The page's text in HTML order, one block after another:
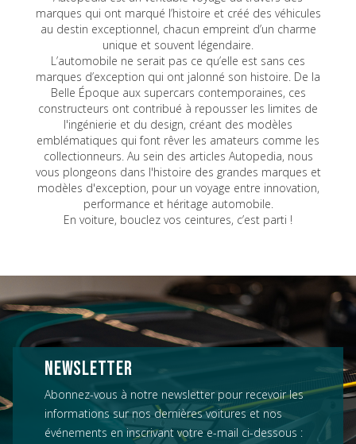
marques qui ont marqué l’histoire et créé des véhicules
au destin exceptionnel, chacun empreint d’un charme
unique et souvent légendaire.
L’automobile ne serait pas ce qu’elle est sans ces
marques d’exception qui ont jalonné son histoire. De la
Belle Époque aux supercars contemporaines, ces
constructeurs ont contribué à repousser les limites de
l'ingénierie et du design, créant des modèles
emblématiques qui font rêver les amateurs comme les
collectionneurs. Au sein des articles Autopedia, nous
vous plongeons dans l'histoire des grandes marques et
modèles d'exception, pour un voyage entre innovation,
performance et héritage automobile.
En voiture, bouclez vos ceintures, c’est parti !
NEWSLETTER
Abonnez-vous à notre newsletter pour recevoir les
informations sur nos dernières voitures et nos
événements en inscrivant votre e-mail ci-dessous :